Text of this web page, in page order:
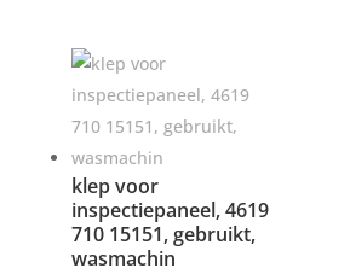
klep voor
inspectiepaneel, 4619
710 15151, gebruikt,
wasmachin